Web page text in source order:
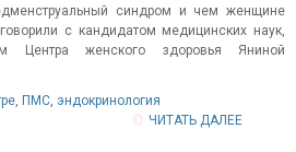
синдром и чем женщине
с кандидатом медицинских наук,
Центра женского здоровья Яниной
, ПМС, эндокринология
ЧИТАТЬ ДАЛЕЕ